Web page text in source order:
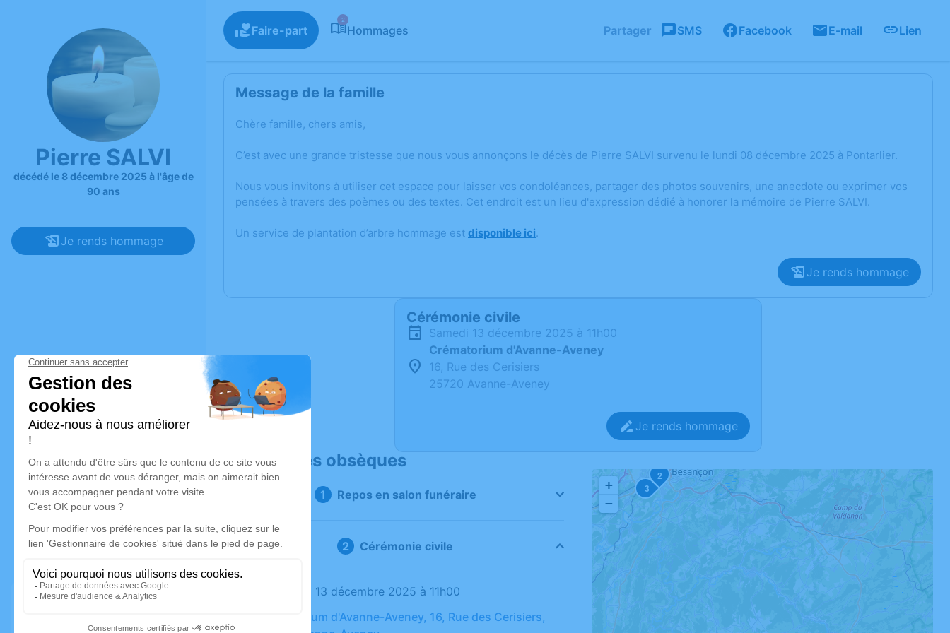
Pierre SALVI
décédé le 8 décembre 2025 à l'âge de
90 ans
Je rends hommage
Faire-part
2
Hommages Partager SMS Facebook E-mail Lien
Message de la famille
Chère famille, chers amis,
C’est avec une grande tristesse que nous vous annonçons le décès de Pierre SALVI survenu le lundi 08 décembre 2025 à Pontarlier.
Nous vous invitons à utiliser cet espace pour laisser vos condoléances, partager des photos souvenirs, une anecdote ou exprimer vos
pensées à travers des poèmes ou des textes. Cet endroit est un lieu d'expression dédié à honorer la mémoire de Pierre SALVI.
Un service de plantation d’arbre hommage est disponible ici.
Je rends hommage
Cérémonie civile
samedi 13 décembre 2025 à 11h00
Crématorium d'Avanne-Aveney
16, Rue des Cerisiers
25720 Avanne-Aveney
Je rends hommage
Déroulé des obsèques
Repos en salon funéraire
Cérémonie civile
Le samedi 13 décembre 2025 à 11h00
Crématorium d'Avanne-Aveney, 16, Rue des Cerisiers,
2
3
+
−